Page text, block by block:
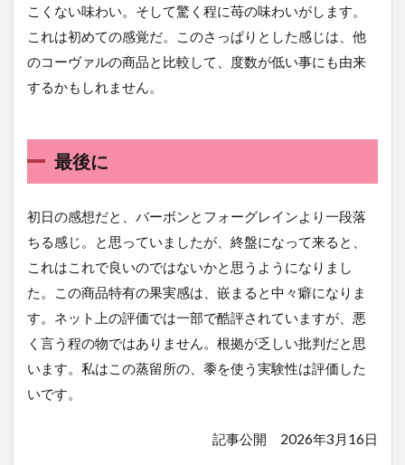
こくない味わい。そして驚く程に苺の味わいがします。
これは初めての感覚だ。このさっぱりとした感じは、他
のコーヴァルの商品と比較して、度数が低い事にも由来
するかもしれません。
最後に
初日の感想だと、バーボンとフォーグレインより一段落
ちる感じ。と思っていましたが、終盤になって来ると、
これはこれで良いのではないかと思うようになりまし
た。この商品特有の果実感は、嵌まると中々癖になりま
す。ネット上の評価では一部で酷評されていますが、悪
く言う程の物ではありません。根拠が乏しい批判だと思
います。私はこの蒸留所の、黍を使う実験性は評価した
いです。
記事公開 2026年3月16日